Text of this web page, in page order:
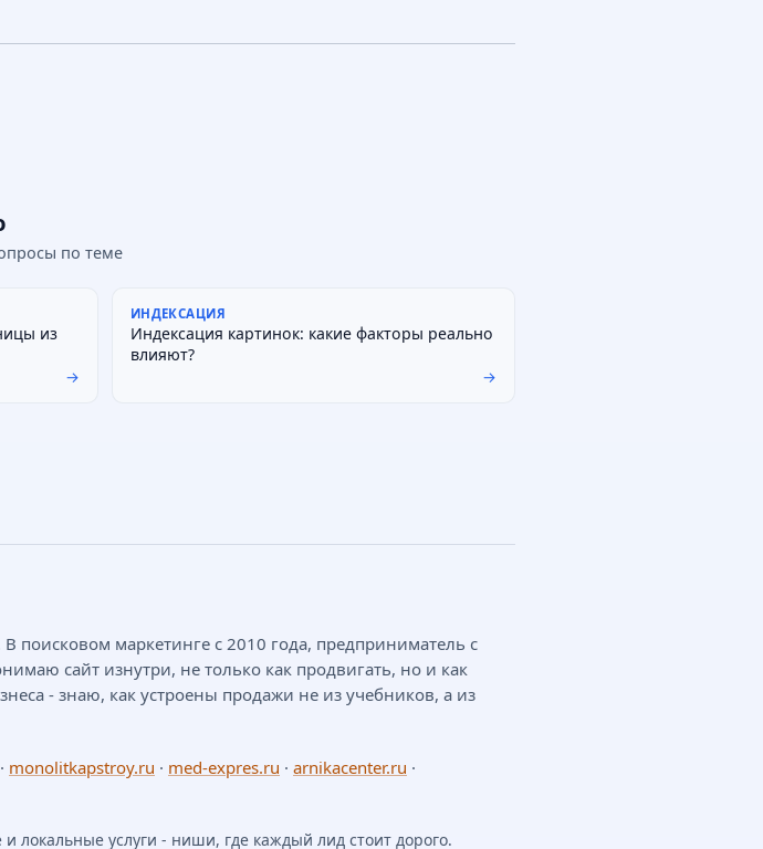
по теме
из
→
ИНДЕКСАЦИЯ
Индексация картинок: какие факторы реально
влияют?
→
В поисковом маркетинге с 2010 года, предприниматель с
сайт изнутри, не только как продвигать, но и как
- знаю, как устроены продажи не из учебников, а из
· monolitkapstroy.ru · med-expres.ru · arnikacenter.ru ·
локальные услуги - ниши, где каждый лид стоит дорого.